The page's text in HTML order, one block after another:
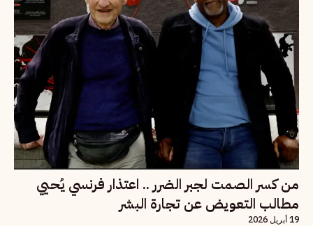
من كسر الصمت لجبر الضرر .. اعتذار فرنسي يُحيي
مطالب التعويض عن تجارة البشر
19 أبريل 2026